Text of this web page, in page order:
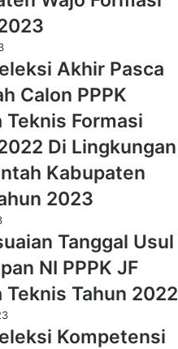
Akhir Pasca
Calon PPPK
Teknis Formasi
Di Lingkungan
Kabupaten
2023
Tanggal Usul
NI PPPK JF
Teknis Tahun 2022
Kompetensi